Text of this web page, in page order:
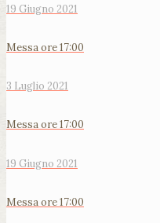
19 Giugno 2021
Messa ore 17:00
3 Luglio 2021
Messa ore 17:00
19 Giugno 2021
Messa ore 17:00